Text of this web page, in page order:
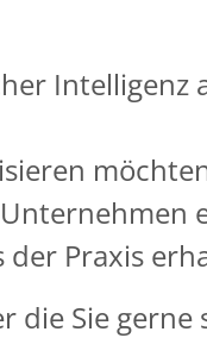
Intelligenz
Praxis
die Sie